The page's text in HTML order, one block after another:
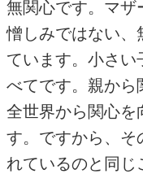
無関心です。マザ
憎しみではない、
ています。小さい
べてです。親から
全世界から関心を
す。ですから、そ
れているのと同